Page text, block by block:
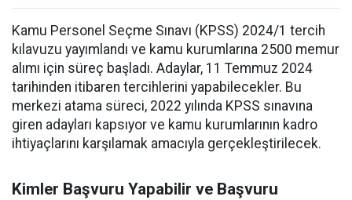
Kamu Personel Seçme Sınavı (KPSS) 2024/1 tercih
kılavuzu yayımlandı ve kamu kurumlarına 2500 memur
alımı için süreç başladı. Adaylar, 11 Temmuz 2024
tarihinden itibaren tercihlerini yapabilecekler. Bu
merkezi atama süreci, 2022 yılında KPSS sınavına
giren adayları kapsıyor ve kamu kurumlarının kadro
ihtiyaçlarını karşılamak amacıyla gerçekleştirilecek.
Kimler Başvuru Yapabilir ve Başvuru